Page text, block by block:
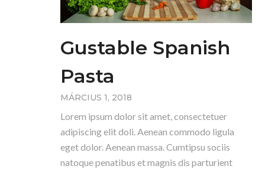
Gustable Spanish
Pasta
MÁRCIUS 1, 2018
Lorem ipsum dolor sit amet, consectetuer
adipiscing elit doli. Aenean commodo ligula
eget dolor. Aenean massa. Cumtipsu sociis
natoque penatibus et magnis dis parturient